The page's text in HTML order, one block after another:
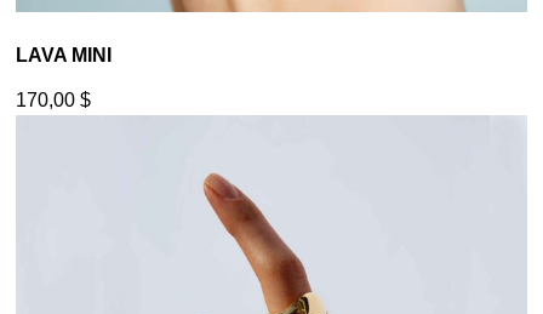
LAVA MINI
170,00$